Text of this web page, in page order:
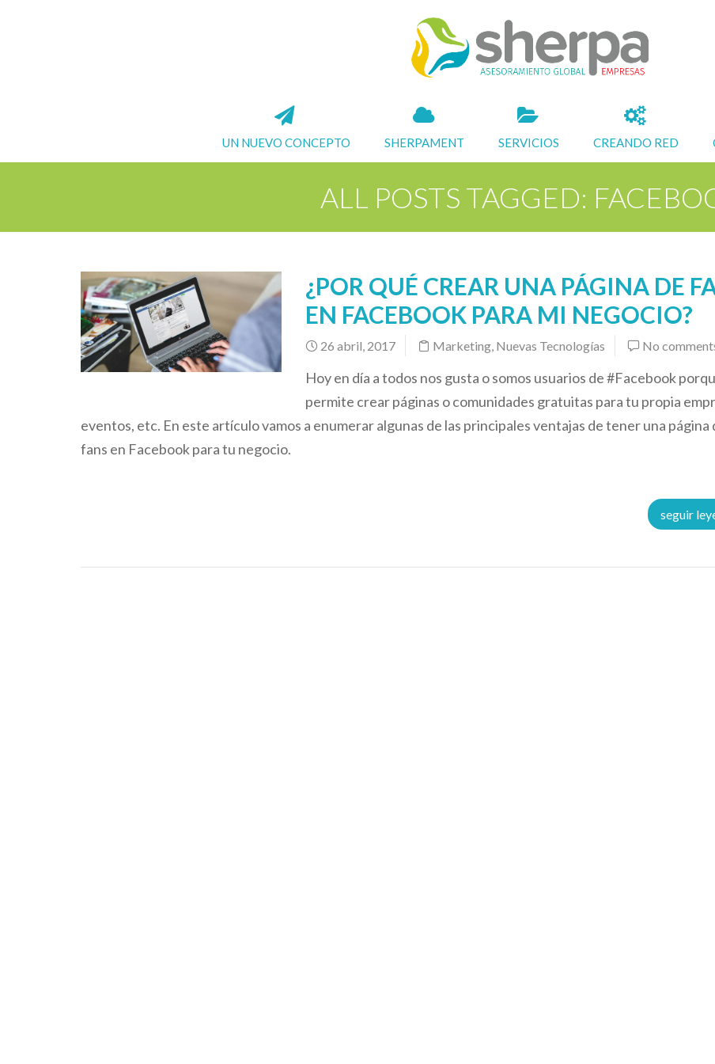
UN NUEVO CONCEPTO SHERPAMENT SERVICIOS CREANDO RED
ALL POSTS TAGGED:
¿POR QUÉ CREAR UNA PÁGINA DE
EN FACEBOOK PARA MI NEGOCIO?
26 abril, 2017 Marketing, Nuevas Tecnologías No
Hoy en día a todos nos gusta o somos usuarios de #Facebook
permite crear páginas o comunidades gratuitas para tu propia
eventos, etc. En este artículo vamos a enumerar algunas de las principales ventajas de tener una página
fans en Facebook para tu negocio.
seguir